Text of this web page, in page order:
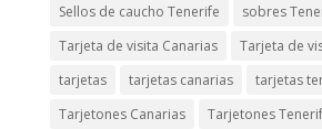
Sellos de caucho Tenerife
sobres
Tarjeta de visita Canarias
Tarjeta de
tarjetas
tarjetas canarias
tarjetas
Tarjetones Canarias
Tarjetones